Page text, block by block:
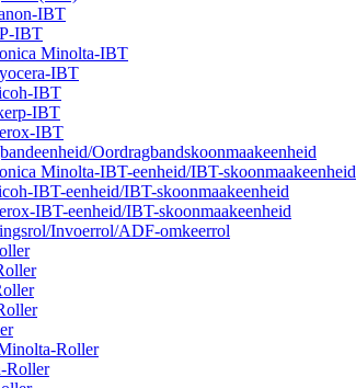
IBT
IBT
Minolta-IBT
IBT
IBT
IBT
IBT
Oordragbandskoonmaakeenheid
Minolta-IBT-eenheid/IBT-skoonmaakeenheid
IBT-eenheid/IBT-skoonmaakeenheid
IBT-eenheid/IBT-skoonmaakeenheid
Invoerrol/ADF-omkeerrol
Roller
Roller